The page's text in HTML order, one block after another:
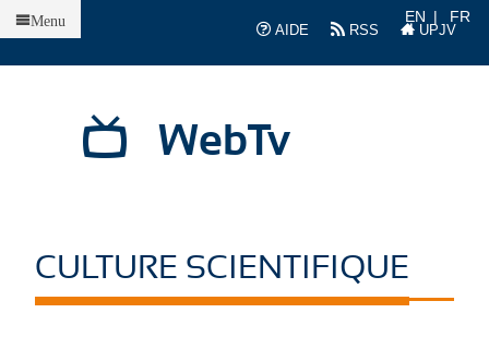
AIDE
RSS UPJV
EN FR
WebTv
Menu
CULTURE SCIENTIFIQUE